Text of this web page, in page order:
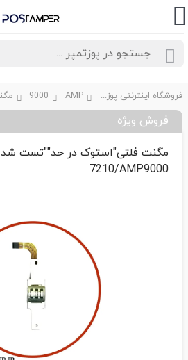
فروشگاه اینترنتی پوزتمپر AMP
9000
فروش ویژه
7210/AMP9000